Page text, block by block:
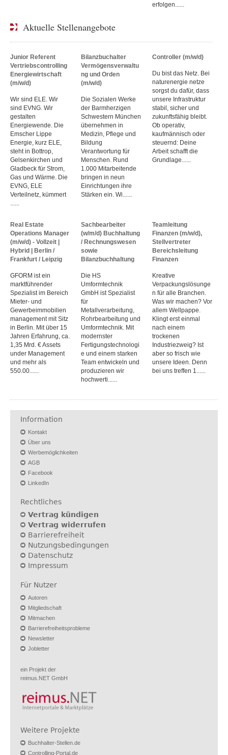
erfolgen......
Aktuelle Stellenangebote
Junior Referent
Vertriebscontrolling
Energiewirtschaft
(m/w/d)
Wir sind ELE. Wir
sind EVNG. Wir
gestalten
Energiewende. Die
Emscher Lippe
Energie, kurz ELE,
steht in Bottrop,
Gelsenkirchen und
Gladbeck für Strom,
Gas und Wärme. Die
EVNG, ELE
Verteilnetz, kümmert
Bilanzbuchalter
Vermögensverwaltu
ng und Orden
(m/w/d)
Die Sozialen Werke
der Barmherzigen
Schwestern München
übernehmen in
Medizin, Pflege und
Bildung
Verantwortung für
Menschen. Rund
1.000 Mitarbeitende
bringen in neun
Einrichtungen ihre
Stärken ein. Wi......
Controller (m/w/d)
Du bist das Netz. Bei
naturenergie netze
sorgst du dafür, dass
unsere Infrastruktur
stabil, sicher und
zukunftsfähig bleibt.
Ob operativ,
kaufmännisch oder
steuernd: Deine
Arbeit schafft die
Grundlage......
Real Estate
Operations Manager
(m/w/d) - Vollzeit |
Hybrid | Berlin /
Frankfurt / Leipzig
GFORM ist ein
marktführender
Spezialist im Bereich
Mieter- und
Gewerbeimmobilien
management mit Sitz
in Berlin. Mit über 15
Jahren Erfahrung, ca.
1,35 Mrd. € Assets
under Management
und mehr als
550.00......
Sachbearbeiter
(w/m/d) Buchhaltung
/ Rechnungswesen
sowie
Bilanzbuchhaltung
Die HS
Umformtechnik
GmbH ist Spezialist
für
Metallverarbeitung,
Rohrbearbeitung und
Umformtechnik. Mit
modernster
Fertigungstechnologi
e und einem starken
Team entwickeln und
produzieren wir
hochwerti......
Teamleitung
Finanzen (m/w/d),
Stellvertreter
Bereichsleitung
Finanzen
Kreative
Verpackungslösunge
n für alle Branchen.
Was wir machen? Vor
allem Wellpappe.
Klingt erst einmal
nach einem
trockenen
Industriezweig? Ist
aber so frisch wie
unsere Ideen. Denn
bei uns treffen 1......
Information
Kontakt
Über uns
Werbemöglichkeiten
AGB
Facebook
LinkedIn
Rechtliches
Vertrag kündigen
Vertrag widerrufen
Barrierefreiheit
Nutzungsbedingungen
Datenschutz
Impressum
Für Nutzer
Autoren
Mitgliedschaft
Mitmachen
Barrierefreiheitsprobleme
Newsletter
Jobletter
ein Projekt der
reimus.NET GmbH
Weitere Projekte
Buchhalter-Stellen.de
Controlling-Portal.de